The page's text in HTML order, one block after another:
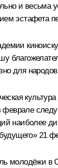
и
эстафета
для
21
в